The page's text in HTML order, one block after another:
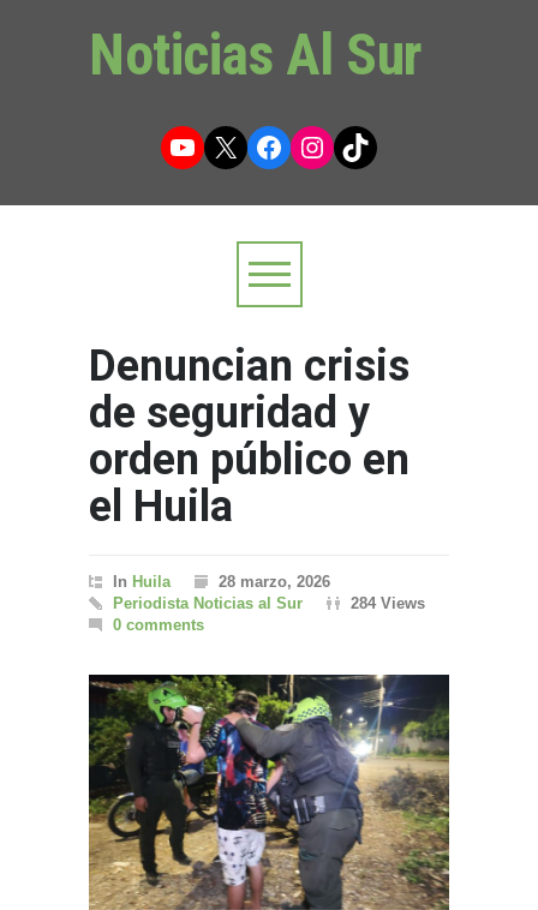
Noticias Al Sur
YouTube
X Facebook
Instagram
TikTok
Denuncian crisis
de seguridad y
orden público en
el Huila
In Huila
28 marzo, 2026
Periodista Noticias al Sur
284 Views
0 comments